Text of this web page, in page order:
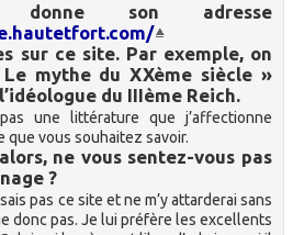
son adresse
sur ce site. Par exemple, on
mythe du XXème siècle »
du IIIème Reich.
une littérature que j’affectionne
que vous souhaitez savoir.
ne vous sentez-vous pas
?
pas ce site et ne m’y attarderai sans
donc pas. Je lui préfère les excellents